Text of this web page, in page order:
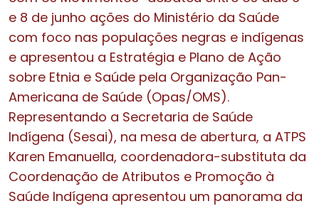
e 8 de junho ações do Ministério da Saúde
com foco nas populações negras e indígenas
e apresentou a Estratégia e Plano de Ação
sobre Etnia e Saúde pela Organização Pan-
Americana de Saúde (Opas/OMS).
Representando a Secretaria de Saúde
Indígena (Sesai), na mesa de abertura, a ATPS
Karen Emanuella, coordenadora-substituta da
Coordenação de Atributos e Promoção à
Saúde Indígena apresentou um panorama da